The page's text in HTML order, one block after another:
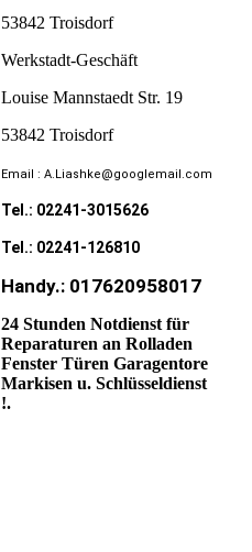
53842 Troisdorf
Werkstadt-Geschäft
Louise Mannstaedt Str. 19
53842 Troisdorf
Email : A.Liashke@googlemail.com
Tel.: 02241-3015626
Tel.: 02241-126810
Handy.: 017620958017
24 Stunden Notdienst für
Reparaturen an Rolladen
Fenster Türen Garagentore
Markisen u. Schlüsseldienst
!.